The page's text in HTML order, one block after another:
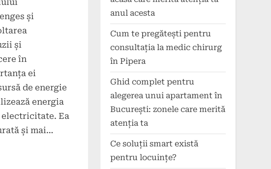
și
și
în
ei
de energie
energia
electricitate. Ea
și mai…
anul acesta
Cum te pregătești pentru
consultația la medic chirurg
în Pipera
Ghid complet pentru
alegerea unui apartament în
București: zonele care merită
atenția ta
Ce soluții smart există
pentru locuințe?